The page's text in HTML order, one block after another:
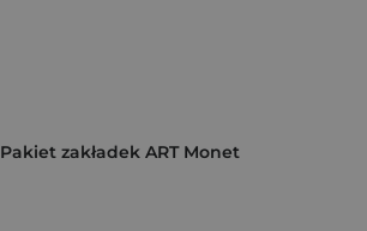
Pakiet zakładek ART Monet